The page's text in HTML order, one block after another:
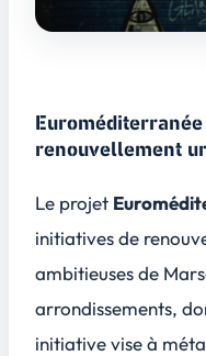
renouvellement
Le projet
initiatives de
ambitieuses de
arrondissements,
initiative vise à